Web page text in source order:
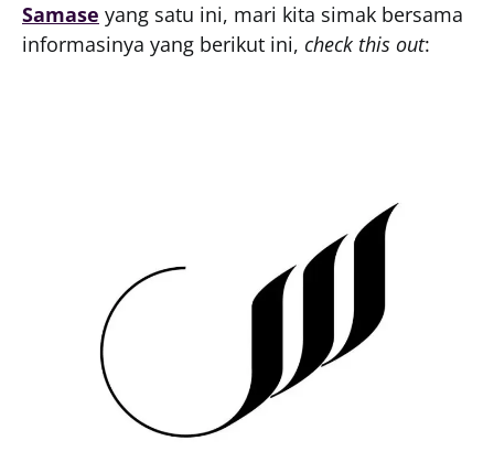
Samase yang satu ini, mari kita simak bersama
informasinya yang berikut ini, check this out: